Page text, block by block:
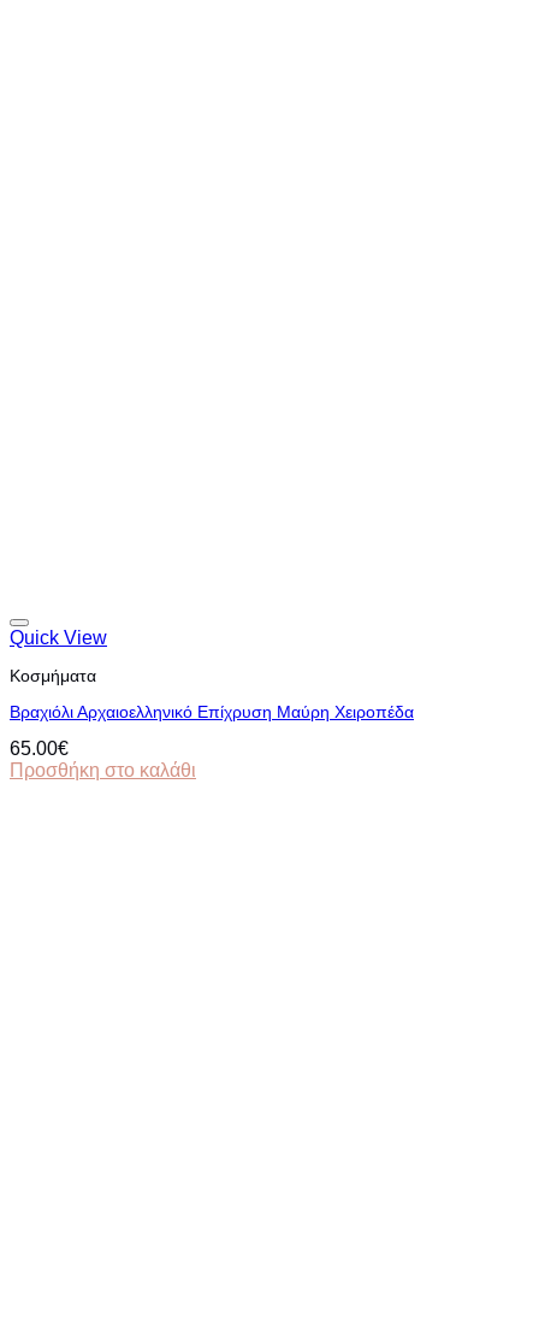
Quick View
Κοσμήματα
Βραχιόλι Αρχαιοελληνικό Eπίχρυση Μαύρη Xειροπέδα
65.00€
Προσθήκη στο καλάθι